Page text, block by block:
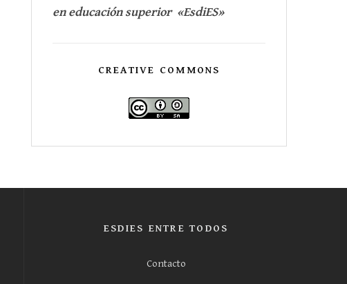
en educación superior «EsdiES»
CREATIVE COMMONS
ESDIES ENTRE TODOS
Contacto